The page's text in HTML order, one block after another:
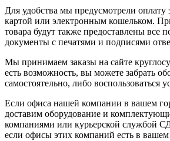
Для удобства мы предусмотрели оплату
картой или электронным кошельком.
товара будут также предоставлены все
документы с печатями и подписями
Мы принимаем заказы на сайте
есть возможность, вы можете забрать
самостоятельно, либо воспользоваться
Если офиса нашей компании в вашем
доставим оборудование и
компаниями или курьерской службой
если офисы этих компаний есть в вашем